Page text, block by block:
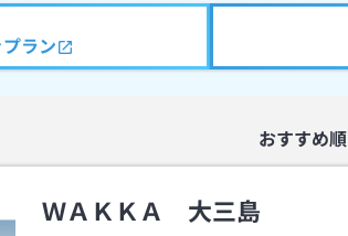
ラン
おすすめ順
ＷＡＫＫＡ 大三島